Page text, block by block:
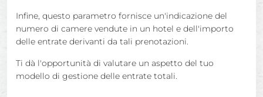
Infine, questo parametro fornisce un'indicazione del
numero di camere vendute in un hotel e dell'importo
delle entrate derivanti da tali prenotazioni.
Ti dà l'opportunità di valutare un aspetto del tuo
modello di gestione delle entrate totali.